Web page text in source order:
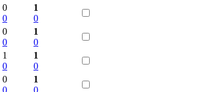
0
0
1
0
0
0
1
0
1
0
1
0
0
0
1
0